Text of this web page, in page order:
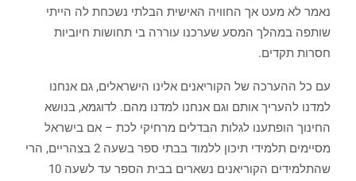
נאמר לא מעט אך החוויה האישית הבלתי נשכחת לה הייתי
שותפה במהלך המסע שערכנו עוררה בי תחושות חיוביות
חסרות תקדים.
עם כל ההערכה של הקוריאנים אלינו הישראלים, גם אנחנו
למדנו להעריך אותם וגם אנחנו למדנו מהם. לדוגמא, בנושא
החינוך הופתענו לגלות הבדלים מרחיקי לכת – אם בישראל
מסיימים תלמידי תיכון ללמוד בבתי ספר בשעה 2 בצהריים, הרי
שהתלמידים הקוריאנים נשארים בבית הספר עד לשעה 10